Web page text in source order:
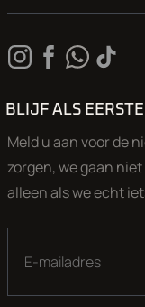
BLIJF ALS
Meld u aan voor de
zorgen, we gaan
alleen als we echt